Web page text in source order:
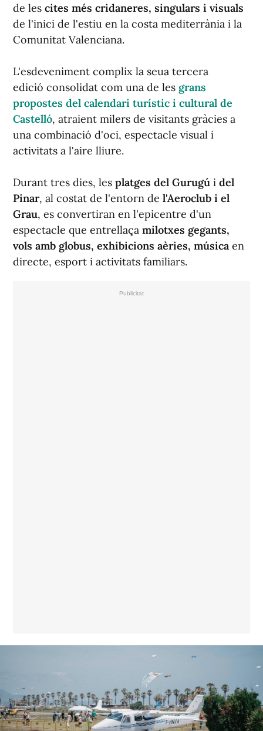
de les cites més cridaneres, singulars i visuals
de l'inici de l'estiu en la costa mediterrània i la
Comunitat Valenciana.
L'esdeveniment complix la seua tercera
edició consolidat com una de les grans
propostes del calendari turístic i cultural de
Castelló, atraient milers de visitants gràcies a
una combinació d'oci, espectacle visual i
activitats a l'aire lliure.
Durant tres dies, les platges del Gurugú i del
Pinar, al costat de l'entorn de l'Aeroclub i el
Grau, es convertiran en l'epicentre d'un
espectacle que entrellaça milotxes gegants,
vols amb globus, exhibicions aèries, música en
directe, esport i activitats familiars.